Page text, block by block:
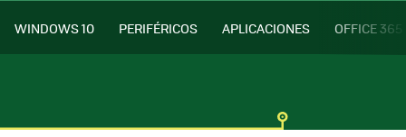
WINDOWS 10 PERIFÉRICOS APLICACIONES OFFICE 365